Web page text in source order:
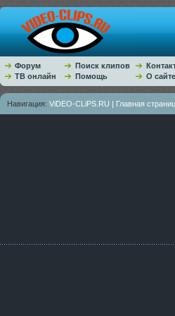
Форум Поиск клипов
ТВ онлайн
Помощь О сайте
Навигация: ViDEO-CLiPS.RU | Главная